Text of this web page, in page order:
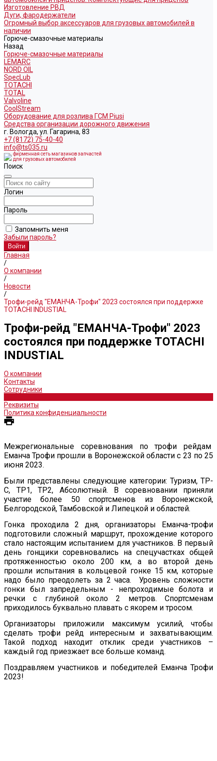
Изготовление РВД
Дуги, фародержатели
Огромный выбор аксессуаров для грузовых автомобилей в
наличии
Горюче-смазочные материалы
Назад
Горюче-смазочные материалы
LEMARC
NORD OIL
SpecLub
TOTACHI
TOTAL
Valvoline
CoolStream
Оборудование для розлива ГСМ Piusi
Средства организации дорожного движения
г. Вологда, ул. Гагарина, 83
+7 (8172) 75-40-40
info@ts035.ru
фирменная сеть магазинов запчастей
для грузовых автомобилей
Поиск
Логин
Пароль
Запомнить меня
Забыли пароль?
Главная
/
О компании
/
Новости
/
Трофи-рейд "ЕМАНЧА-Трофи" 2023 состоялся при поддержке
TOTACHI INDUSTIAL
Трофи-рейд "ЕМАНЧА-Трофи" 2023
состоялся при поддержке TOTACHI
INDUSTIAL
О компании
Контакты
Сотрудники
Реквизиты
Политика конфиденциальности
Межрегиональные соревнования по трофи рейдам
Еманча Трофи прошли в Воронежской области с 23 по 25
июня 2023.
Были представлены следующие категории: Туризм, ТР-
С, ТР1, ТР2, Абсолютный. В соревновании приняли
участие более 50 спортсменов из Воронежской,
Белгородской, Тамбовской и Липецкой и областей.
Гонка проходила 2 дня, организаторы Еманча-трофи
подготовили сложный маршрут, прохождение которого
стало настоящим испытанием для участников. В первый
день гонщики соревновались на спецучастках общей
протяженностью около 200 км, а во второй день
прошли испытания в кольцевой гонке 15 км, которые
надо было преодолеть за 2 часа. Уровень сложности
гонки был запредельным - непроходимые болота и
речки с глубиной около 2 метров. Спортсменам
приходилось буквально плавать с якорем и тросом.
Организаторы приложили максимум усилий, чтобы
сделать трофи рейд интересным и захватывающим.
Такой подход находит отклик среди участников –
каждый год приезжает все больше команд.
Поздравляем участников и победителей Еманча Трофи
2023!